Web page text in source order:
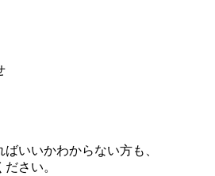
いいかわからない方も、
さい。